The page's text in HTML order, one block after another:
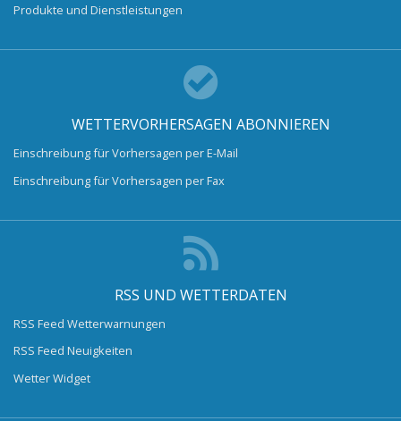
Produkte und Dienstleistungen
WETTERVORHERSAGEN ABONNIEREN
Einschreibung für Vorhersagen per E-Mail
Einschreibung für Vorhersagen per Fax
RSS UND WETTERDATEN
RSS Feed Wetterwarnungen
RSS Feed Neuigkeiten
Wetter Widget